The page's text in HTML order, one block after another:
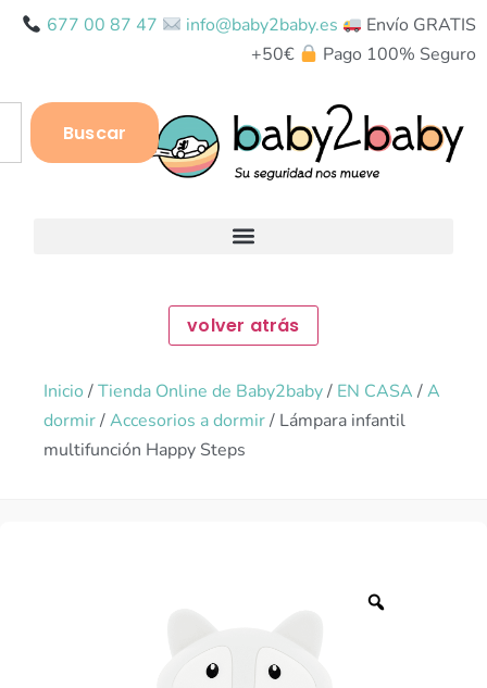
677 00 87 47 info@baby2baby.es
Envío GRATIS
+50€
Pago 100% Seguro
Buscar
Inicio /Tienda Online de Baby2baby/ EN CASA /A
dormir/Accesorios a dormir/ Lámpara infantil
multifunción Happy Steps